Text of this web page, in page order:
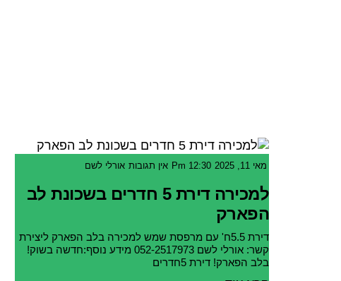
מאי 11, 2025 12:30 Pm אין תגובות אורלי לשם
למכירה דירת 5 חדרים בשכונת לב
הפארק
דירת 5.5ח' עם מרפסת שמש למכירה בלב הפארק ליצירת
קשר: אורלי לשם 052-2517973 מידע נוסף:חדשה בשוק!
בלב הפארק! דירת 5חדרים